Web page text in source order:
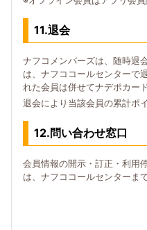
11.退会
ナフコメンバーズは、随時退
は、ナフココールセンターで
れた会員は併せてナデポカー
退会により当該会員の累計ポ
12.問い合わせ窓口
会員情報の開示・訂正・利用
は、ナフココールセンターま